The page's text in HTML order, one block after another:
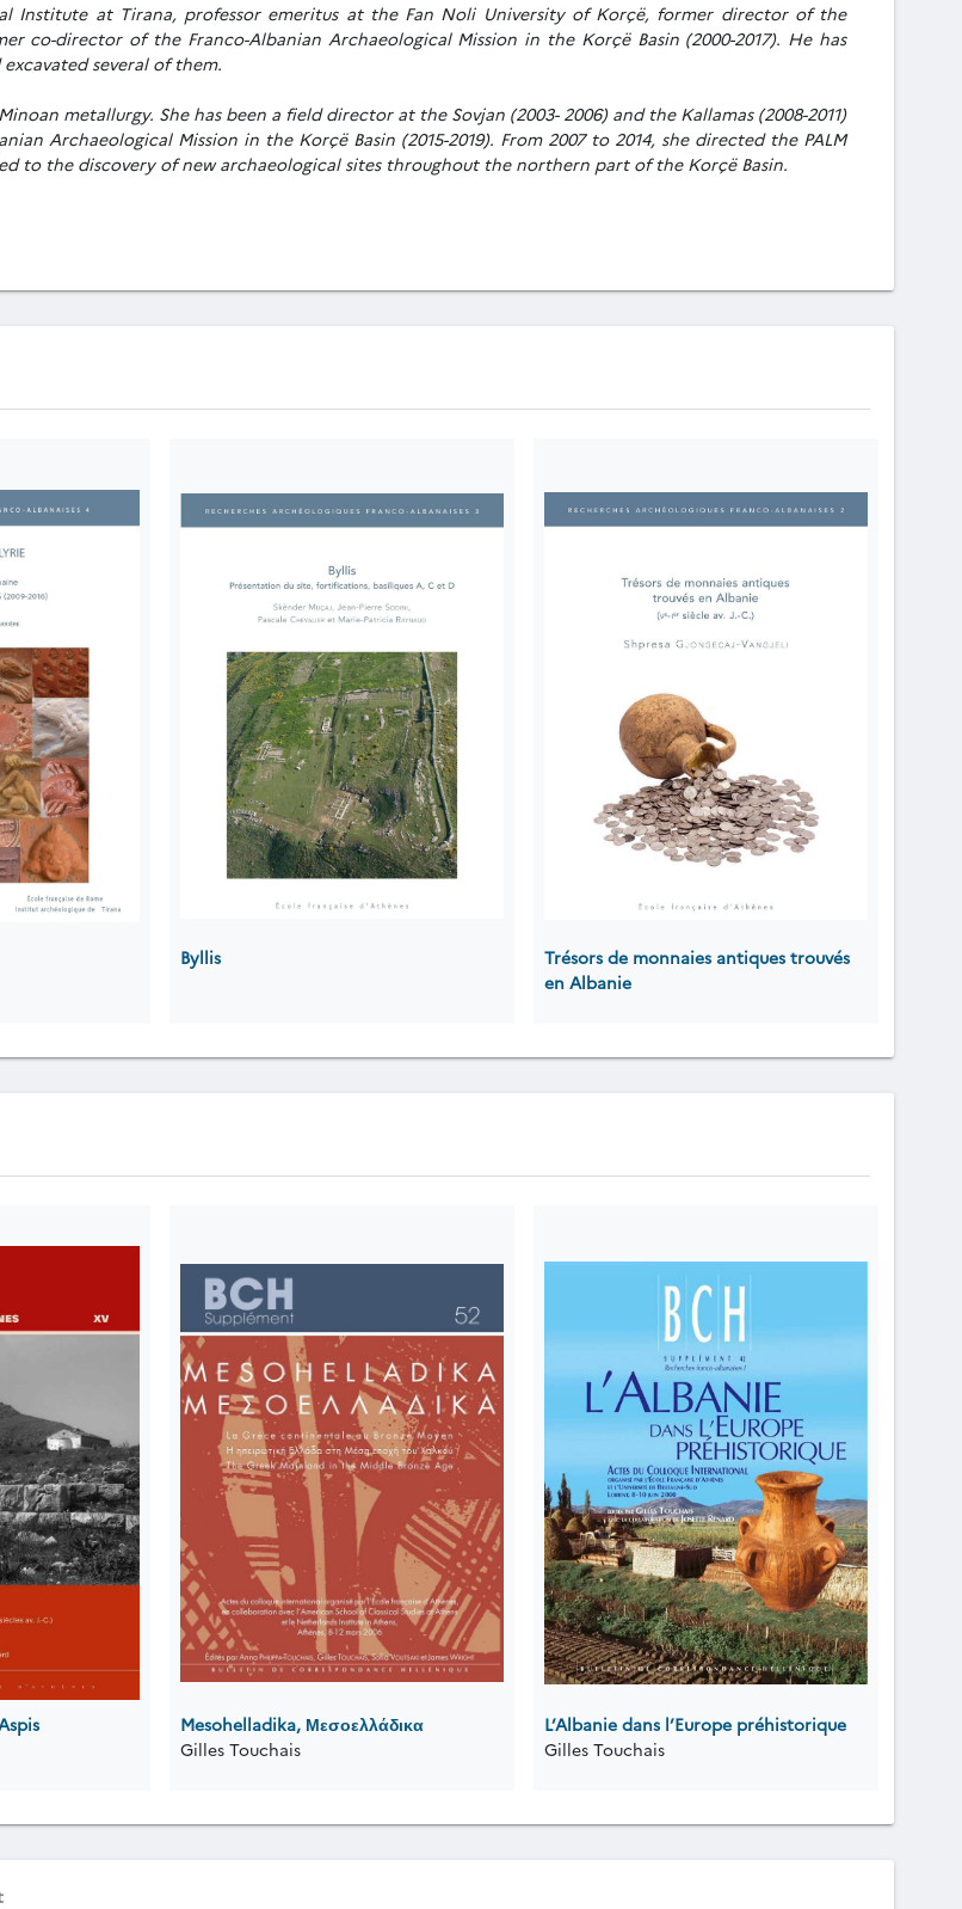
Institute at Tirana, professor emeritus at the Fan Noli University of Korçë, former director of the
co-director of the Franco-Albanian Archaeological Mission in the Korçë Basin (2000-2017). He has
several of them.
metallurgy. She has been a field director at the Sovjan (2003- 2006) and the Kallamas (2008-2011)
Archaeological Mission in the Korçë Basin (2015-2019). From 2007 to 2014, she directed the PALM
to the discovery of new archaeological sites throughout the northern part of the Korçë Basin.
Byllis
Trésors de monnaies antiques trouvés
en Albanie
Mesohelladika, Μεσοελλάδικα
Gilles Touchais
L’Albanie dans l’Europe préhistorique
Gilles Touchais